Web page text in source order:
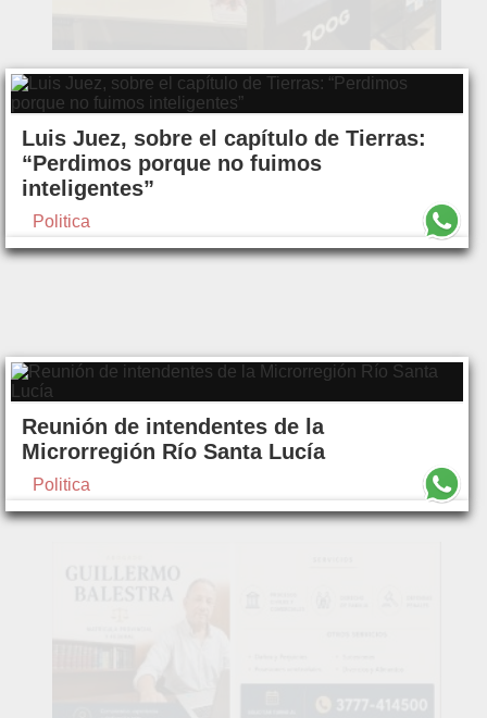
Luis Juez, sobre el capítulo de Tierras:
“Perdimos porque no fuimos
inteligentes”
Politica
Reunión de intendentes de la
Microrregión Río Santa Lucía
Politica